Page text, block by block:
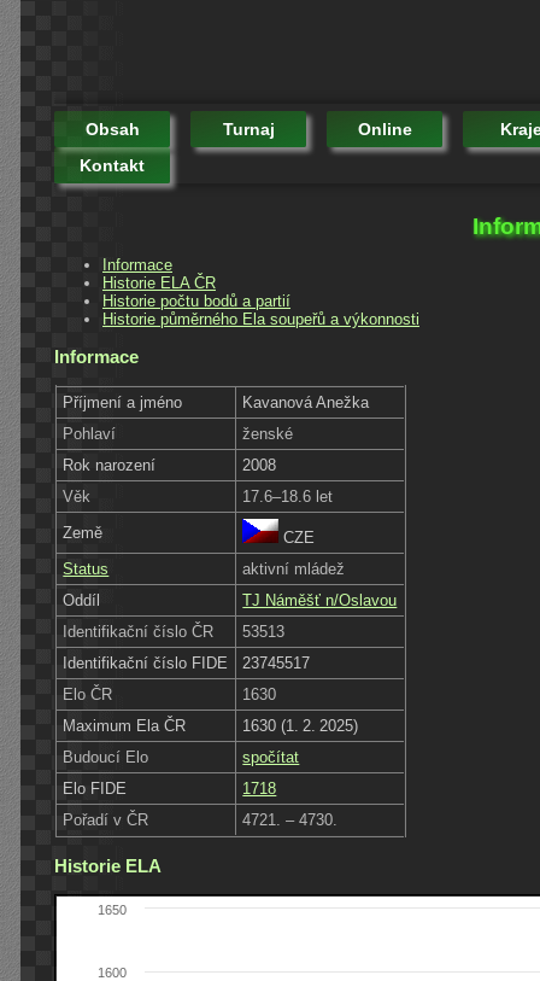
Obsah Turnaj Online
Kontakt
Informace
Historie ELA ČR
Historie počtu bodů a partií
Historie půměrného Ela soupeřů a výkonnosti
Informace
Příjmení a jméno
Kavanová Anežka
Pohlaví
ženské
Rok narození
2008
Věk
17.6–18.6 let
Země
CZE
Status
aktivní mládež
Oddíl
TJ Náměšť n/Oslavou
Identifikační číslo ČR
53513
Identifikační číslo FIDE
23745517
Elo ČR
1630
Maximum Ela ČR
1630 (1. 2. 2025)
Budoucí Elo
spočítat
Elo FIDE
1718
Pořadí v ČR
4721. – 4730.
Historie ELA
1600
1650